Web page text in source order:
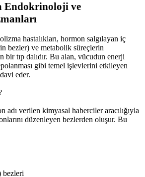
Endokrinoloji ve
hastalıkları, hormon salgılayan iç
bezler) ve metabolik süreçlerin
bir tıp dalıdır. Bu alan, vücudun enerji
gibi temel işlevlerini etkileyen
eder.
adı verilen kimyasal haberciler aracılığıyla
düzenleyen bezlerden oluşur. Bu
bezleri